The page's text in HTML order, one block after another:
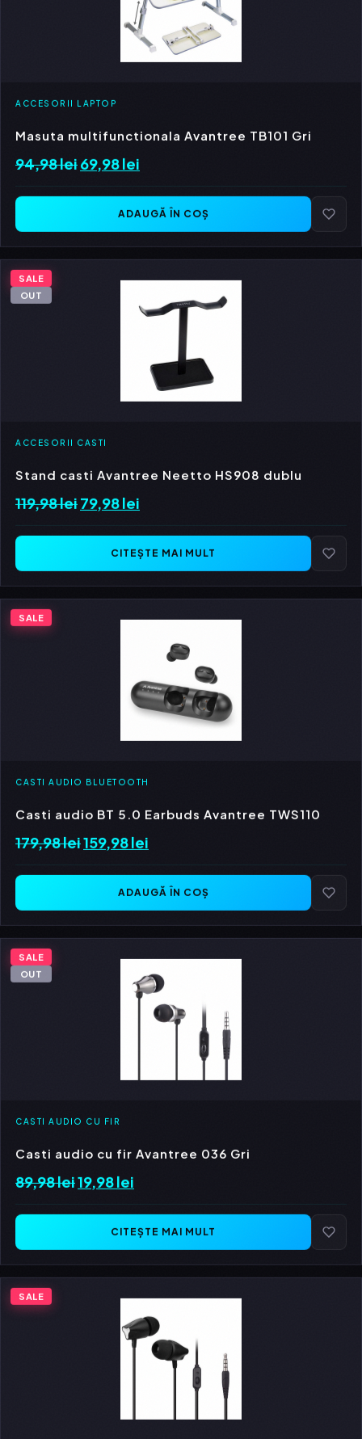
ACCESORII LAPTOP
Masuta multifunctionala Avantree TB101 Gri
94,98leiPrețul
fost:
94,98 lei.
69,98 lei
este:
69,98 lei.
ADAUGĂ ÎN COȘ
SALE
OUT
ACCESORII CASTI
Stand casti Avantree Neetto HS908 dublu
119,98leiPrețul
fost:
119,98 lei.
79,98 lei
este:
79,98 lei.
CITEȘTE MAI MULT
SALE
CASTI AUDIO BLUETOOTH
Casti audio BT 5.0 Earbuds Avantree TWS110
179,98leiPrețul
fost:
179,98 lei.
159,98 lei
este:
159,98 lei.
ADAUGĂ ÎN COȘ
SALE
OUT
CASTI AUDIO CU FIR
Casti audio cu fir Avantree 036 Gri
89,98leiPrețul
fost:
89,98 lei.
19,98 lei
este:
19,98 lei.
CITEȘTE MAI MULT
SALE